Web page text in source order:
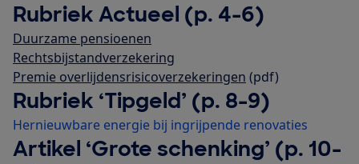
Rubriek Actueel (p. 4-6)
Duurzame pensioenen
Rechtsbijstandverzekering
Premie overlijdensrisicoverzekeringen (pdf)
Rubriek ‘Tipgeld’ (p. 8-9)
Hernieuwbare energie bij ingrijpende renovaties
Artikel ‘Grote schenking’ (p. 10-